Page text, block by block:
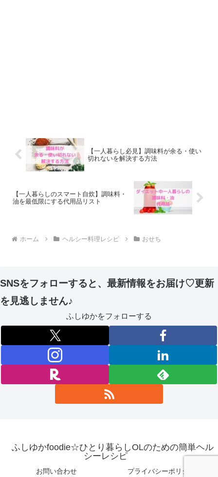
【一人暮らし必見】調味料が余る・使い
切れないを解決する方法
【一人暮らしのスマート自炊】調味料・
油を最低限にする代用品リスト
ホーム ヘルシー料理レシピ おせち
SNSをフォローすると、最新情報をお届け♡更新
を見逃しません♪
ふしゆかをフォローする
ふしゆかfoodie☆ひとり暮らしOLのための簡単ヘル
シーレシピ
お問い合わせ プライバシーポリシー